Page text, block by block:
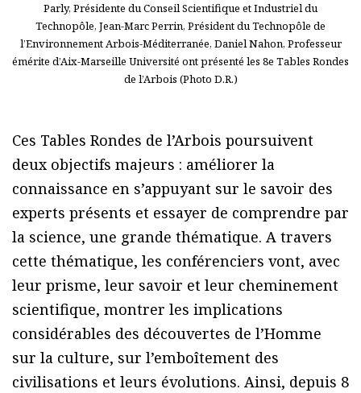
Parly, Présidente du Conseil Scientifique et Industriel du
Technopôle, Jean-Marc Perrin, Président du Technopôle de
l’Environnement Arbois-Méditerranée, Daniel Nahon, Professeur
émérite d’Aix-Marseille Université ont présenté les 8e Tables Rondes
de l’Arbois (Photo D.R.)
Ces Tables Rondes de l’Arbois poursuivent
deux objectifs majeurs : améliorer la
connaissance en s’appuyant sur le savoir des
experts présents et essayer de comprendre par
la science, une grande thématique. A travers
cette thématique, les conférenciers vont, avec
leur prisme, leur savoir et leur cheminement
scientifique, montrer les implications
considérables des découvertes de l’Homme
sur la culture, sur l’emboîtement des
civilisations et leurs évolutions. Ainsi, depuis 8